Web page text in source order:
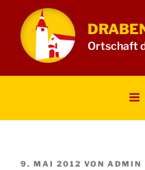
Inhalt
springen
Ortschaft
VERÖFFENTLICHT
9. MAI 2012 VON ADMIN